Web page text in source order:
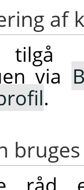
af
via
.